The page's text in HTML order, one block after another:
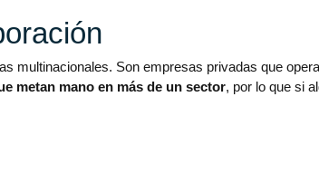
multinacionales. Son empresas privadas que
metan mano en más de un sector, por lo que si